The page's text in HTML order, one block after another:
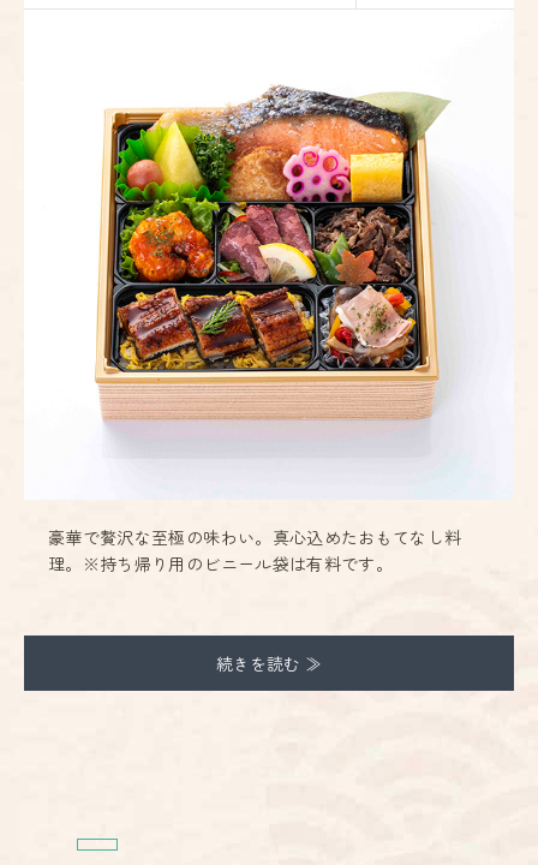
豪華で贅沢な至極の味わい。真心込めたおもてなし料
理。※持ち帰り用のビニール袋は有料です。
続きを読む ≫